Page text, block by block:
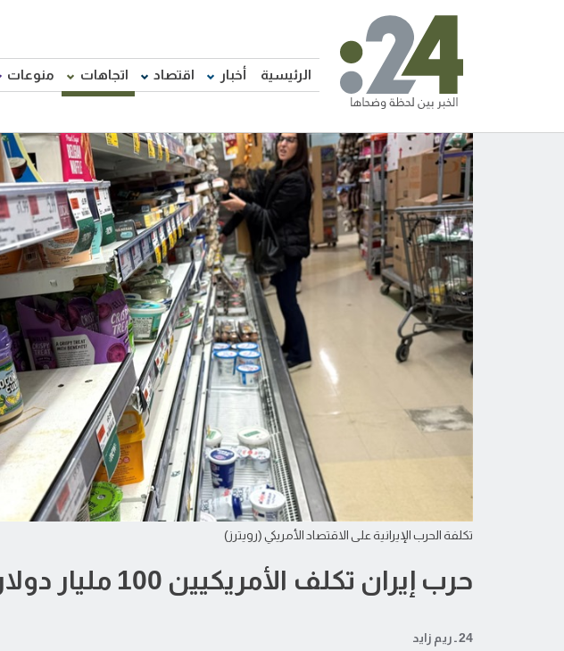
الرئيسية أخبار اقتصاد اتجاهات منوعات
تكلفة الحرب الإيرانية على الاقتصاد الأمريكي (رويترز)
حرب إيران تكلف الأمريكيين 100 مليار دولار في 3 أشهر
24 ـ ريم زايد